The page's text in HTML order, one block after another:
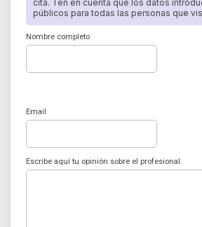
cita. Ten en cuenta que los datos
públicos para todas las personas que
Nombre completo
Email
Escribe aquí tu opinión sobre el profesional: